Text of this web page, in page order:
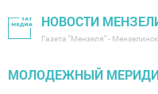
НОВОСТИ
Газета "Мензеля" -
МОЛОДЕЖНЫЙ